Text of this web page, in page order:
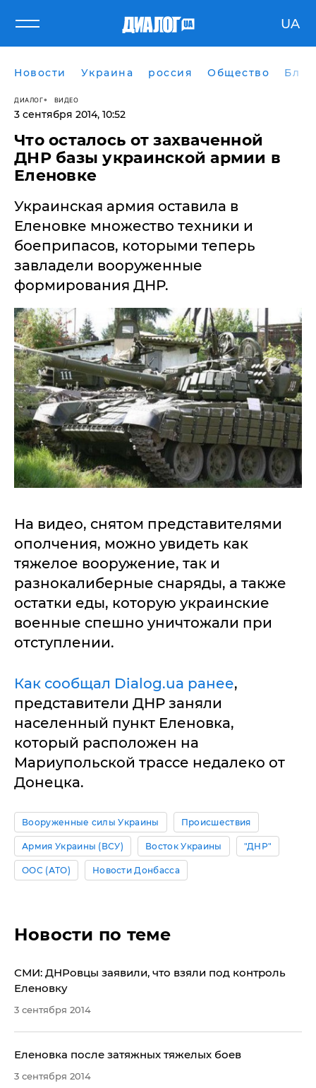
UA
Новости Украина россия Общество
ДИАЛОГ ВИДЕО
3 сентября 2014, 10:52
Что осталось от захваченной
ДНР базы украинской армии в
Еленовке
Украинская армия оставила в
Еленовке множество техники и
боеприпасов, которыми теперь
завладели вооруженные
формирования ДНР.
На видео, снятом представителями
ополчения, можно увидеть как
тяжелое вооружение, так и
разнокалиберные снаряды, а также
остатки еды, которую украинские
военные спешно уничтожали при
отступлении.
Как сообщал Dialog.ua ранее,
представители ДНР заняли
населенный пункт Еленовка,
который расположен на
Мариупольской трассе недалеко от
Донецка.
Вооруженные силы Украины Происшествия
Армия Украины (ВСУ) Восток Украины "ДНР"
ООС (АТО) Новости Донбасса
Новости по теме
СМИ: ДНРовцы заявили, что взяли под контроль
Еленовку
3 сентября 2014
Еленовка после затяжных тяжелых боев
3 сентября 2014